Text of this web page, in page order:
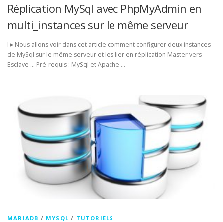
Réplication MySql avec PhpMyAdmin en
multi_instances sur le même serveur
I►Nous allons voir dans cet article comment configurer deux instances
de MySql sur le même serveur et les lier en réplication Master vers
Esclave … Pré-requis : MySql et Apache …
MARIADB / MYSQL / TUTORIELS